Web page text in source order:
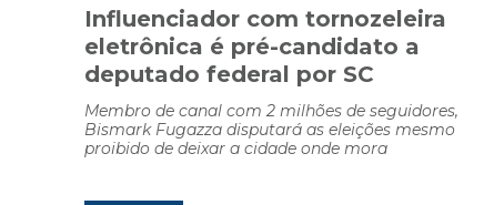
Influenciador com tornozeleira
eletrônica é pré-candidato a
deputado federal por SC
Membro de canal com 2 milhões de seguidores,
Bismark Fugazza disputará as eleições mesmo
proibido de deixar a cidade onde mora